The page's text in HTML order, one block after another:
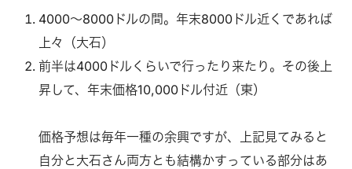
4000～8000ドルの間。年末8000ドル近くであれば
上々（大石）
前半は4000ドルくらいで行ったり来たり。その後上
昇して、年末価格10,000ドル付近（東）
価格予想は毎年一種の余興ですが、上記見てみると
自分と大石さん両方とも結構かすっている部分はあ